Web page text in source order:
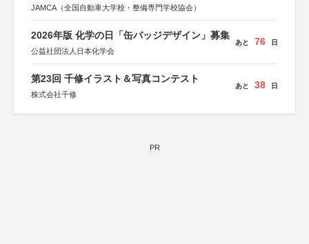
JAMCA（全国自動車大学校・整備専門学校協会）
2026年版 化学の日「缶バッジデザイン」募集
公益社団法人日本化学会
あと 76 日
第23回 千修イラスト＆写真コンテスト
株式会社千修
あと 38 日
PR